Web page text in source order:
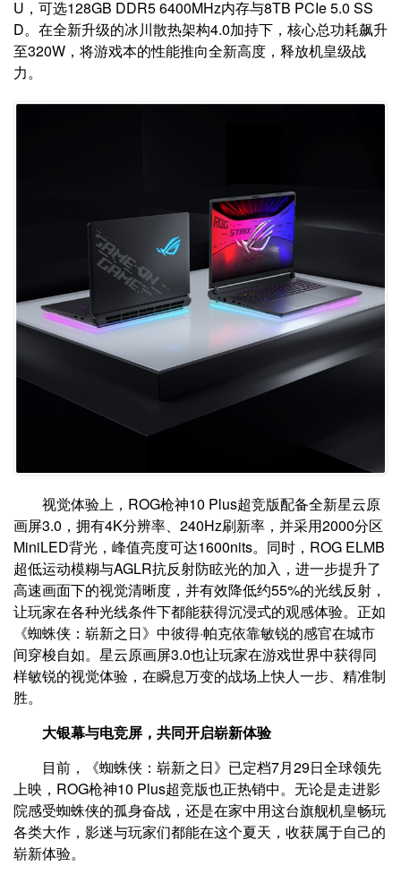
U，可选128GB DDR5 6400MHz内存与8TB PCIe 5.0 SS
D。在全新升级的冰川散热架构4.0加持下，核心总功耗飙升
至320W，将游戏本的性能推向全新高度，释放机皇级战
力。
视觉体验上，ROG枪神10 Plus超竞版配备全新星云原
画屏3.0，拥有4K分辨率、240Hz刷新率，并采用2000分区
MiniLED背光，峰值亮度可达1600nits。同时，ROG ELMB
超低运动模糊与AGLR抗反射防眩光的加入，进一步提升了
高速画面下的视觉清晰度，并有效降低约55%的光线反射，
让玩家在各种光线条件下都能获得沉浸式的观感体验。正如
《蜘蛛侠：崭新之日》中彼得·帕克依靠敏锐的感官在城市
间穿梭自如。星云原画屏3.0也让玩家在游戏世界中获得同
样敏锐的视觉体验，在瞬息万变的战场上快人一步、精准制
胜。
大银幕与电竞屏，共同开启崭新体验
目前，《蜘蛛侠：崭新之日》已定档7月29日全球领先
上映，ROG枪神10 Plus超竞版也正热销中。无论是走进影
院感受蜘蛛侠的孤身奋战，还是在家中用这台旗舰机皇畅玩
各类大作，影迷与玩家们都能在这个夏天，收获属于自己的
崭新体验。